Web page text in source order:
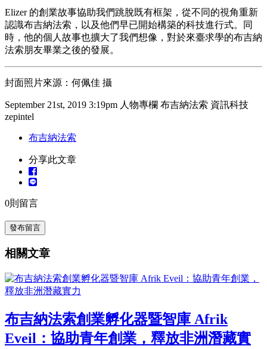
Elizer 的創業故事協助我們跳脫既有框架，從不同的視角重新
認識布吉納法索，以及他們早已開始構築的科技進行式。同
時，他的個人故事也擴大了我們想像，對於來臺求學的布吉納
法索朋友畢業之後的發展。
封面照片來源：何佩佳 攝
September 21st, 2019 3:19pm 人物專欄 布吉納法索 資訊科技
zepintel
布吉納法索
分享此文章
0則留言
發布留言
相關文章
布吉納法索創業孵化器暨智庫 Afrik
Eveil：協助青年創業，釋放非洲潛藏實